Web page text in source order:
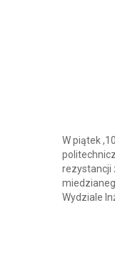
W piątek
rezystancji
Wydziale